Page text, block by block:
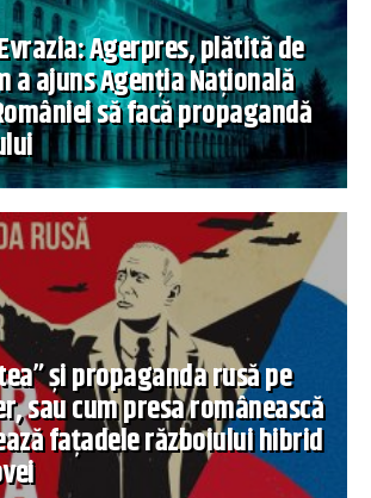
Agerpres, plătită de
a ajuns Agenția Națională
să facă propagandă
și propaganda rusă pe
sau cum presa românească
fațadele războiului hibrid